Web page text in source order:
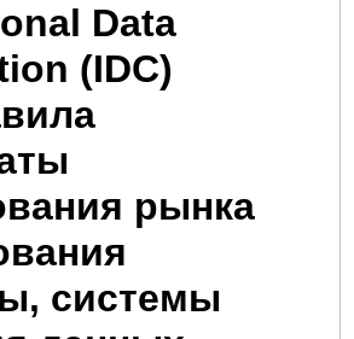
Data
(IDC)
рынка
системы